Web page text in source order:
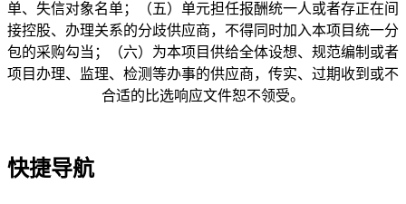
单、失信对象名单；（五）单元担任报酬统一人或者存正在间
接控股、办理关系的分歧供应商，不得同时加入本项目统一分
包的采购勾当；（六）为本项目供给全体设想、规范编制或者
项目办理、监理、检测等办事的供应商，传实、过期收到或不
合适的比选响应文件恕不领受。
快捷导航